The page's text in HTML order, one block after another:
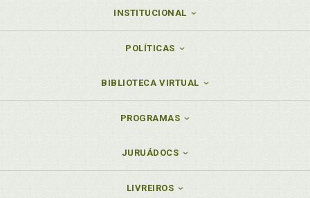
INSTITUCIONAL
POLÍTICAS
BIBLIOTECA VIRTUAL
PROGRAMAS
JURUÁDOCS
LIVREIROS